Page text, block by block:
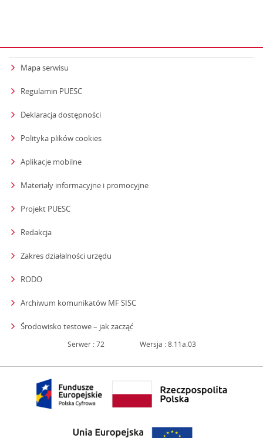
Mapa serwisu
Regulamin PUESC
Deklaracja dostępności
Polityka plików cookies
Aplikacje mobilne
Materiały informacyjne i promocyjne
Projekt PUESC
Redakcja
Zakres działalności urzędu
RODO
Archiwum komunikatów MF SISC
Środowisko testowe – jak zacząćstrona otwiera się w nowym oknie
Serwer : 72 Wersja : 8.11a.03